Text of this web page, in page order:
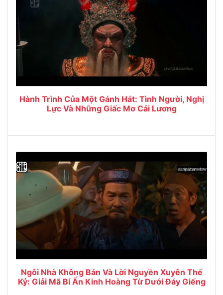
Hành Trình Của Một Gánh Hát: Tình Người, Nghị
Lực Và Những Giấc Mơ Cải Lương
Ngôi Nhà Không Bán Và Lời Nguyền Xuyên Thế
Kỷ: Giải Mã Bí Ẩn Kinh Hoàng Từ Dưới Đáy Giếng